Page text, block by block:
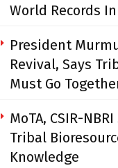
World Records
President
Revival, Says
Must Go
MoTA, CSIR-
Tribal
Knowledge